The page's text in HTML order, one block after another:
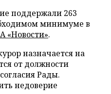
поддержали 263
минимуме в
«Новости».
назначается на
от должности
Рады.
недоверие